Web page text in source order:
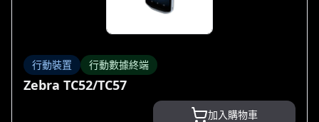
行動裝置 行動數據終端
Zebra TC52/TC57
加入購物車